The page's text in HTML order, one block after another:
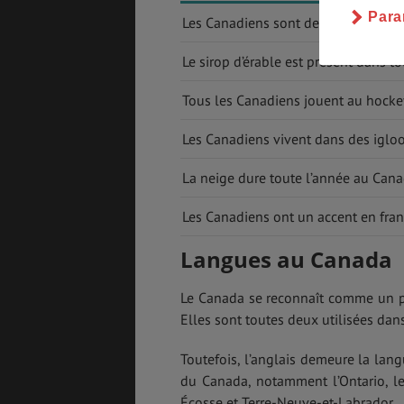
Les Canadiens sont des bûcherons
Le sirop d’érable est présent dans
Tous les Canadiens jouent au
Les Canadiens vivent dans des
La neige dure toute l’année au
Les Canadiens ont un accent en
Langues au Canada
Le Canada se reconnaît comme
Elles sont toutes deux utilisées
Toutefois, l’anglais demeure la
du Canada, notamment l’Ontario,